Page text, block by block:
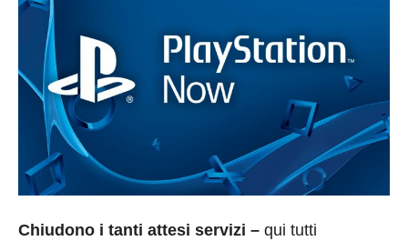
Chiudono i tanti attesi servizi – qui tutti